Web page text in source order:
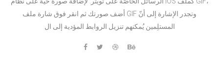
أضف صورتك ثم انقر فوق شارة ملف GIF وتجدر الإشارة إلى أنّ
المستلِمين يُمكنهم تنزيل الروابط المؤدية إلى ال